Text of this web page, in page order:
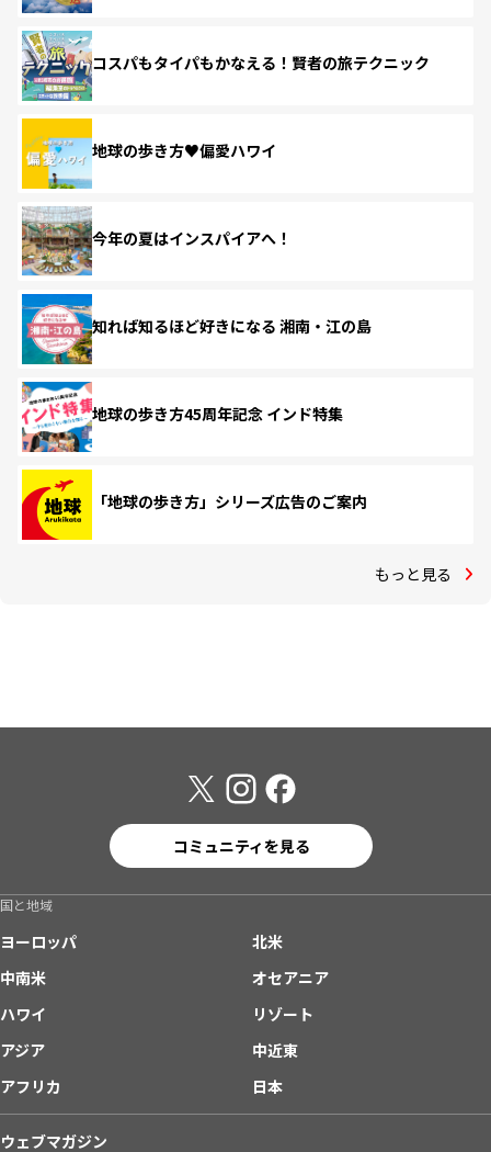
コスパもタイパもかなえる！賢者の旅テクニック
地球の歩き方♥偏愛ハワイ
今年の夏はインスパイアへ！
知れば知るほど好きになる 湘南・江の島
地球の歩き方45周年記念 インド特集
「地球の歩き方」シリーズ広告のご案内
もっと見る
コミュニティを見る
国と地域
ヨーロッパ
北米
中南米
オセアニア
ハワイ
リゾート
アジア
中近東
アフリカ
日本
ウェブマガジン